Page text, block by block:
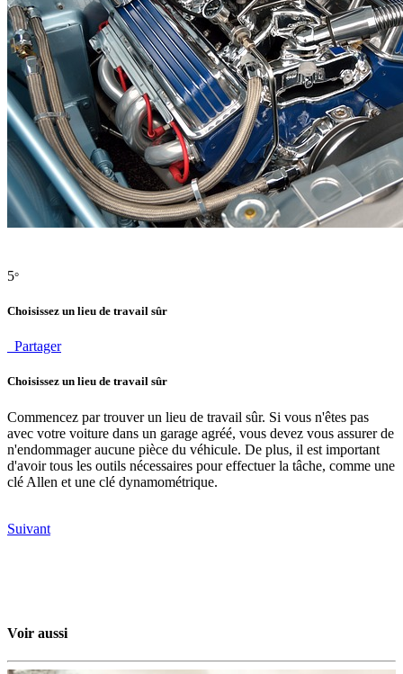
5°
Choisissez un lieu de travail sûr
Partager
Choisissez un lieu de travail sûr
Commencez par trouver un lieu de travail sûr. Si vous n'êtes pas
avec votre voiture dans un garage agréé, vous devez vous assurer de
n'endommager aucune pièce du véhicule. De plus, il est important
d'avoir tous les outils nécessaires pour effectuer la tâche, comme une
clé Allen et une clé dynamométrique.
Suivant
Voir aussi